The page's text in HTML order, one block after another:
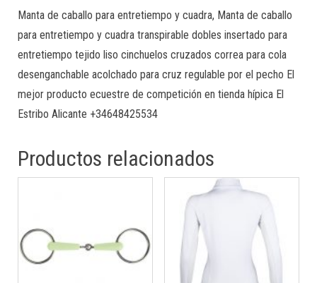
Manta de caballo para entretiempo y cuadra, Manta de caballo
para entretiempo y cuadra transpirable dobles insertado para
entretiempo tejido liso cinchuelos cruzados correa para cola
desenganchable acolchado para cruz regulable por el pecho El
mejor producto ecuestre de competición en tienda hípica El
Estribo Alicante +34648425534
Productos relacionados